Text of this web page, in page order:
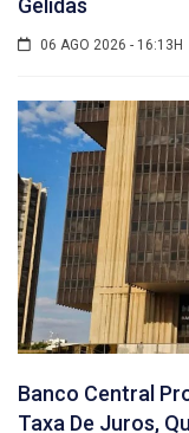
Gélidas
06 AGO 2026 - 16:13H
Banco Central
Taxa De Juros,